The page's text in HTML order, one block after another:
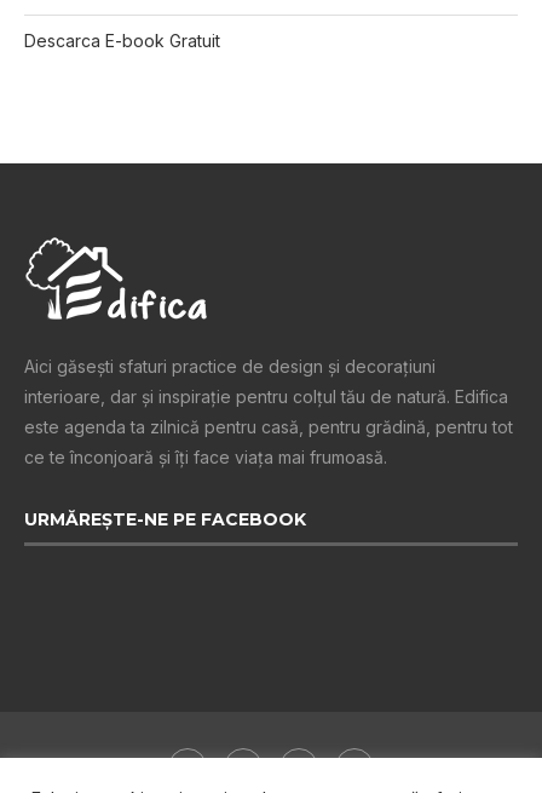
Descarca E-book Gratuit
Aici găsești sfaturi practice de design şi decoraţiuni
interioare, dar și inspiraţie pentru colţul tău de natură. Edifica
este agenda ta zilnică pentru casă, pentru grădină, pentru tot
ce te înconjoară şi îţi face viaţa mai frumoasă.
URMĂREȘTE-NE PE FACEBOOK